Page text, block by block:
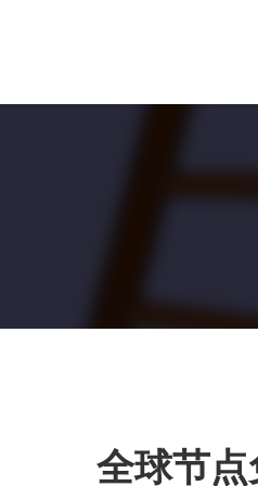
全球节